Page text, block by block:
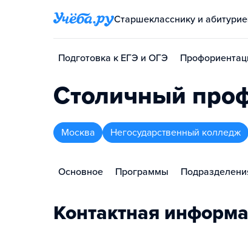
Старшекласснику и
Подготовка к ЕГЭ и ОГЭ
Столичный
Москва Негосударственный колледж
Основное Программы
Контактная